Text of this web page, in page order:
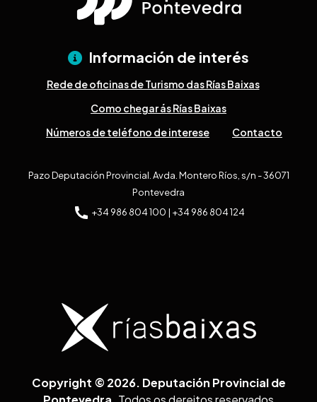
Información de interés
Rede de oficinas de Turismo das Rías Baixas
Como chegar ás Rías Baixas
Números de teléfono de interese
Contacto
Pazo Deputación Provincial. Avda. Montero Ríos, s/n - 36071
Pontevedra
+34 986 804 100 | +34 986 804 124
Copyright © 2026. Deputación Provincial de